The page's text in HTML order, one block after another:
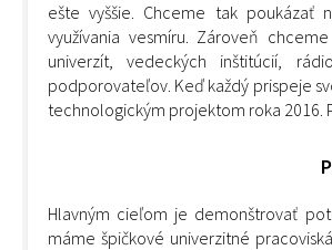
ešte vyššie. Chceme tak poukázať
využívania vesmíru. Zároveň
univerzít, vedeckých inštitúcií,
podporovateľov. Keď každý prispeje
technologickým projektom roka 2016.
Hlavným cieľom je demonštrovať
máme špičkové univerzitné